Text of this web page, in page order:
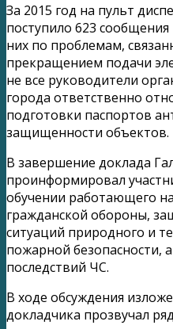
За 2015 год на пульт
поступило 623 сообщения
них по проблемам,
прекращением подачи
не все руководители
города ответственно
подготовки паспортов
защищенности объектов.
В завершение доклада
проинформировал
обучении работающего
гражданской обороны,
ситуаций природного и
пожарной безопасности,
последствий ЧС.
В ходе обсуждения
докладчика прозвучал